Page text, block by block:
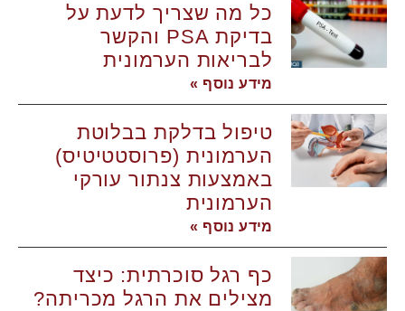
כל מה שצריך לדעת על
בדיקת PSA והקשר
לבריאות הערמונית
מידע נוסף »
טיפול בדלקת בבלוטת
הערמונית (פרוסטטיטיס)
באמצעות צנתור עורקי
הערמונית
מידע נוסף »
כף רגל סוכרתית: כיצד
מצילים את הרגל מכריתה?